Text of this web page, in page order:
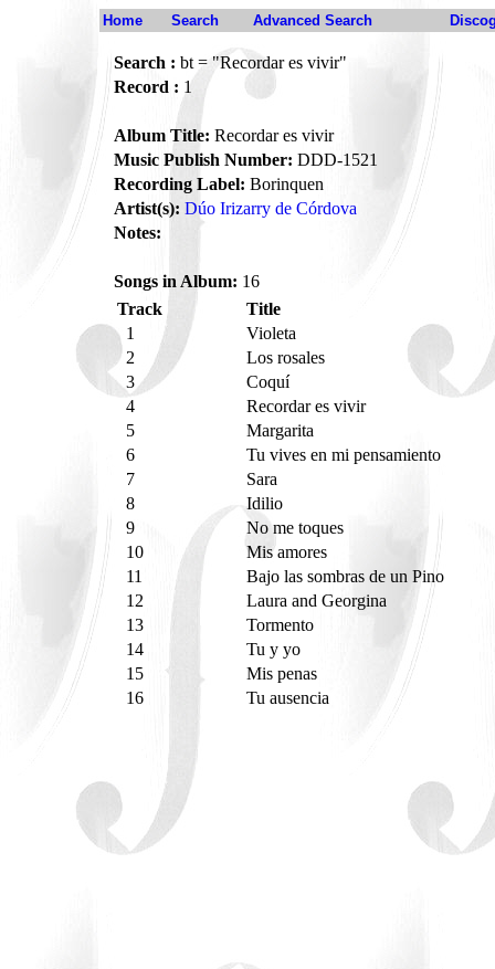
Home Search Advanced Search
Search : bt = "Recordar es vivir"
Record : 1
Album Title: Recordar es vivir
Music Publish Number: DDD-1521
Recording Label: Borinquen
Artist(s): Dúo Irizarry de Córdova
Notes:
Songs in Album: 16
Track
Title
1
Violeta
2
Los rosales
3
Coquí
4
Recordar es vivir
5
Margarita
6
Tu vives en mi pensamiento
7
Sara
8
Idilio
9
No me toques
10
Mis amores
11
Bajo las sombras de un Pino
12
Laura and Georgina
13
Tormento
14
Tu y yo
15
Mis penas
16
Tu ausencia